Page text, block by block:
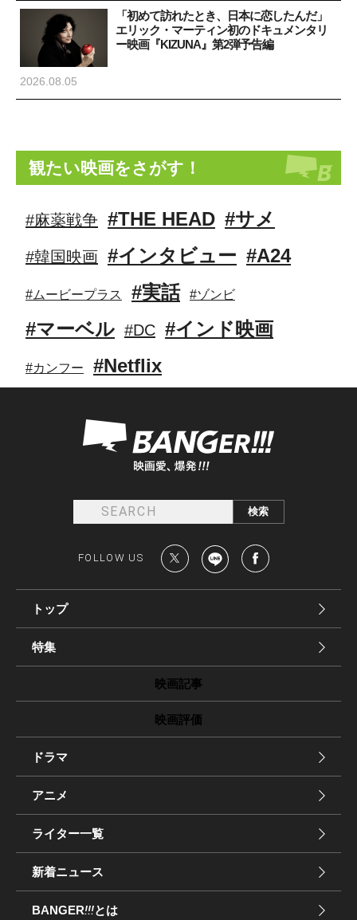
「初めて訪れたとき、日本に恋したんだ」
エリック・マーティン初のドキュメンタリ
ー映画『KIZUNA』第2弾予告編
2026.08.05
観たい映画をさがす！
#麻薬戦争 #THE HEAD #サメ
#韓国映画 #インタビュー #A24
#ムービープラス #実話 #ゾンビ
#マーベル #DC #インド映画
#カンフー #Netflix
FOLLOW US
トップ
特集
映画記事
映画評価
ドラマ
アニメ
ライター一覧
新着ニュース
BANGER!!!とは